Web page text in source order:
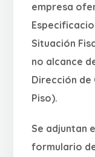
empresa
Situación
no alcance
Dirección de
Piso).
Se adjuntan
formulario